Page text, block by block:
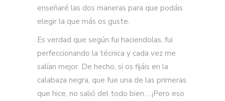
enseñaré las dos maneras para que podáis
elegir la que más os guste.
Es verdad que según fui haciendolas, fui
perfeccionando la técnica y cada vez me
salían mejor. De hecho, si os fijáis en la
calabaza negra, que fue una de las primeras
que hice, no salió del todo bien… ¡Pero eso